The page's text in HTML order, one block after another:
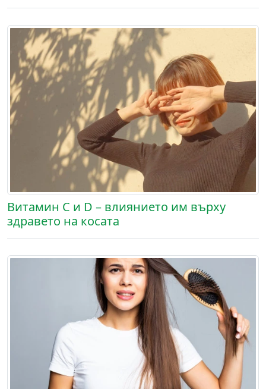
Витамин С и D – влиянието им върху
здравето на косата